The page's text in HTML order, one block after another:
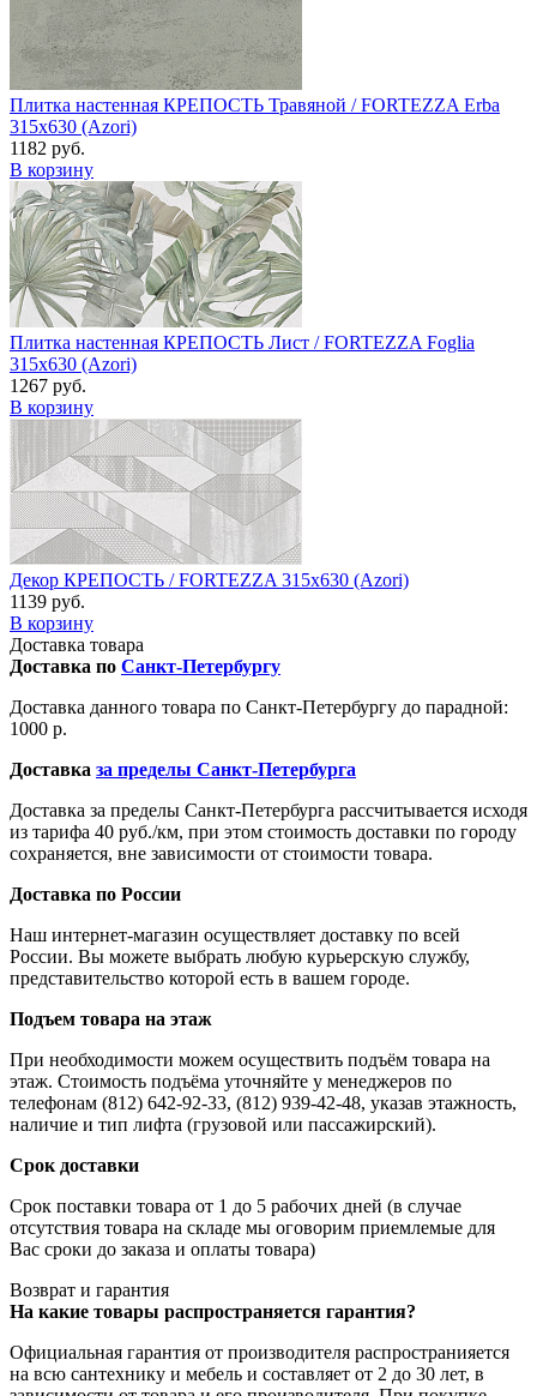
Плитка настенная КРЕПОСТЬ Травяной / FORTEZZA Erba
315x630 (Azori)
1182 руб.
В корзину
Плитка настенная КРЕПОСТЬ Лист / FORTEZZA Foglia
315x630 (Azori)
1267 руб.
В корзину
Декор КРЕПОСТЬ / FORTEZZA 315x630 (Azori)
1139 руб.
В корзину
Доставка товара
Доставка по Санкт-Петербургу
Доставка данного товара по Санкт-Петербургу до парадной:
1000 р.
Доставка за пределы Санкт-Петербурга
Доставка за пределы Санкт-Петербурга рассчитывается исходя
из тарифа 40 руб./км, при этом стоимость доставки по городу
сохраняется, вне зависимости от стоимости товара.
Доставка по России
Наш интернет-магазин осуществляет доставку по всей
России. Вы можете выбрать любую курьерскую службу,
представительство которой есть в вашем городе.
Подъем товара на этаж
При необходимости можем осуществить подъём товара на
этаж. Стоимость подъёма уточняйте у менеджеров по
телефонам (812) 642-92-33, (812) 939-42-48, указав этажность,
наличие и тип лифта (грузовой или пассажирский).
Срок доставки
Срок поставки товара от 1 до 5 рабочих дней (в случае
отсутствия товара на складе мы оговорим приемлемые для
Вас сроки до заказа и оплаты товара)
Возврат и гарантия
На какие товары распространяется гарантия?
Официальная гарантия от производителя распространияется
на всю сантехнику и мебель и составляет от 2 до 30 лет, в